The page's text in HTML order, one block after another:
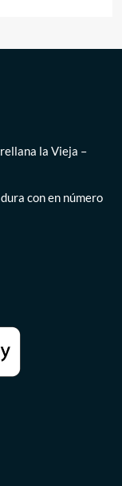
la Vieja –
con en número